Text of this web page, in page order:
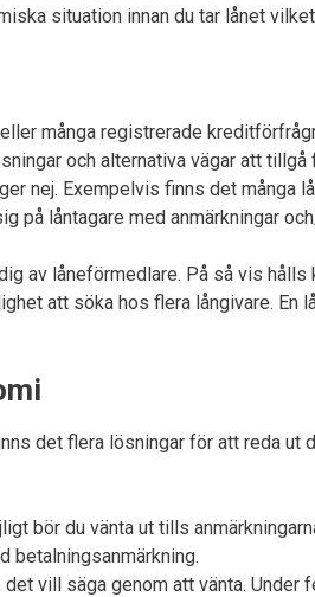
situation innan du tar lånet
många registrerade
och alternativa vägar att
nej. Exempelvis finns det många
på låntagare med anmärkningar
av låneförmedlare. På så vis
att söka hos flera långivare.
det flera lösningar för att reda
bör du vänta ut tills
betalningsanmärkning.
vill säga genom att vänta.